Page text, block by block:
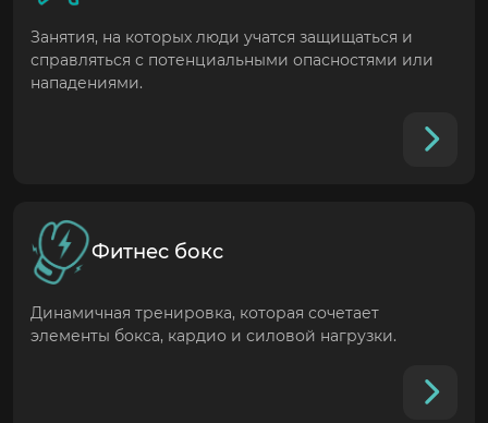
Занятия, на которых люди учатся защищаться и
справляться с потенциальными опасностями или
нападениями.
Фитнес бокс
Динамичная тренировка, которая сочетает
элементы бокса, кардио и силовой нагрузки.